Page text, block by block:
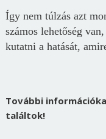
Így nem túlzás azt
számos lehetőség
kutatni a hatását,
További
találtok!